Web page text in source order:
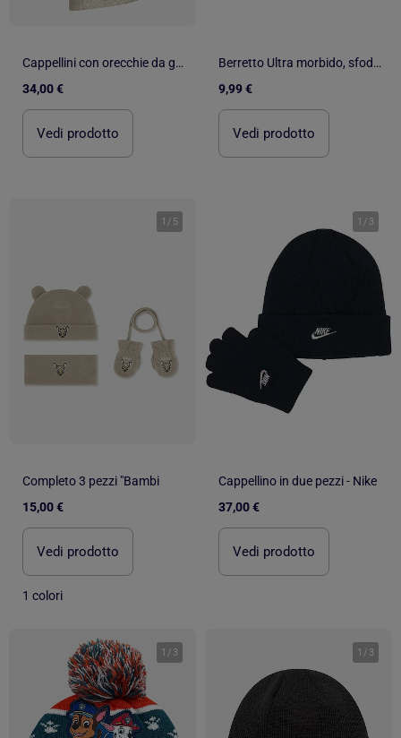
Cappellini con orecchie da gatto - New Era
34,00 €
Vedi prodotto
Berretto Ultra morbido, sfoderato unisex neonato Isotoner
9,99 €
Vedi prodotto
1 / 5
Completo 3 pezzi "Bambi
15,00 €
Vedi prodotto
1 colori
1 / 3
Cappellino in due pezzi - Nike
37,00 €
Vedi prodotto
1 / 3 1 / 3